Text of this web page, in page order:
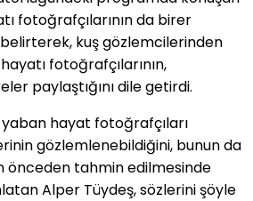
fotoğrafçılarının da birer
kuş gözlemcilerinden
fotoğrafçılarının,
paylaştığını dile getirdi.
hayat fotoğrafçıları
gözlemlenebildiğini, bunun da
önceden tahmin edilmesinde
Alper Tüydeş, sözlerini şöyle